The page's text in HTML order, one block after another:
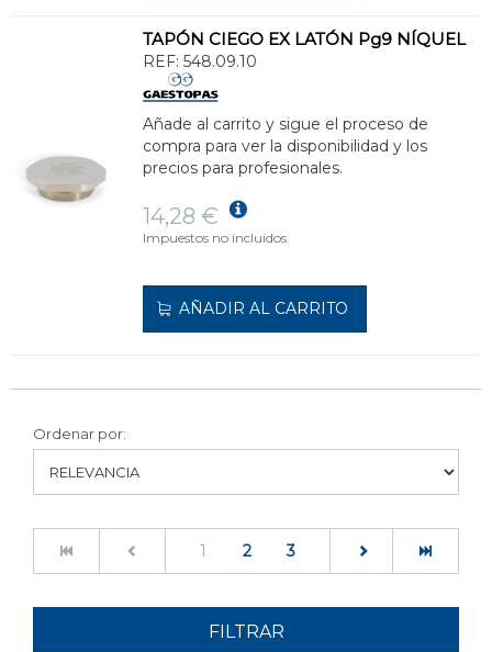
TAPÓN CIEGO EX LATÓN Pg9 NÍQUEL
REF: 548.09.10
Añade al carrito y sigue el proceso de
compra para ver la disponibilidad y los
precios para profesionales.
14,28 €
Impuestos no incluidos.
AÑADIR AL CARRITO
Ordenar por:
1 (current)
2 3
FILTRAR